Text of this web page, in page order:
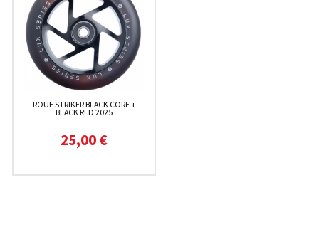
ROUE STRIKER BLACK CORE +
BLACK RED 2025
25,00 €